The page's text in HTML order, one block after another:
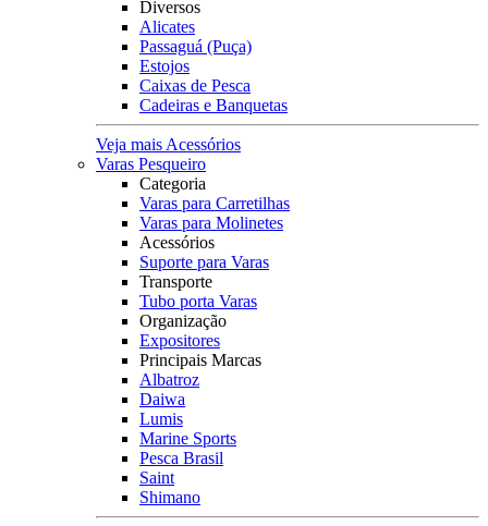
Diversos
Alicates
Passaguá (Puça)
Estojos
Caixas de Pesca
Cadeiras e Banquetas
Veja mais Acessórios
Varas Pesqueiro
Categoria
Varas para Carretilhas
Varas para Molinetes
Acessórios
Suporte para Varas
Transporte
Tubo porta Varas
Organização
Expositores
Principais Marcas
Albatroz
Daiwa
Lumis
Marine Sports
Pesca Brasil
Saint
Shimano